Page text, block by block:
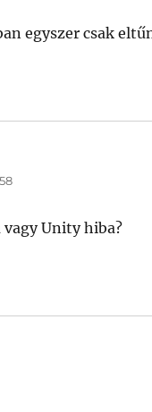
egyszer csak
Unity hiba?